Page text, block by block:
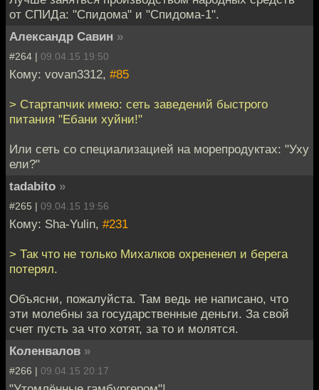
от СПИДа: "Спидома" и "Спидома-1".
Александр Савин »
#264 | 09.04.15 19:50
Кому: vovan3312, #85
> Стартапчик имею: сеть заведений быстрого
питания "Ебани хуйни!"
Или сеть со специализацией на морепродуктах: "Уху
ели?"
tadabito »
#265 | 09.04.15 19:56
Кому: Sha-Yulin, #231
> Так что не только Михалков охрененел и берега
потерял.
Объясни, пожалуйста. Там ведь не написано, что
эти молебны за государственные деньги. За свой
счет пусть за что хотят, за то и молятся.
Коленвалов »
#266 | 09.04.15 20:17